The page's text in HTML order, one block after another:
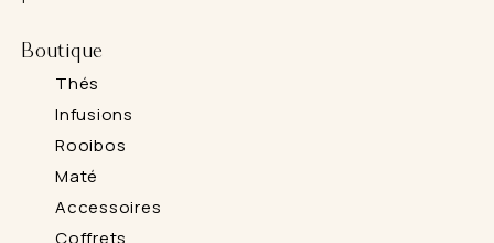
Boutique
Thés
Infusions
Rooibos
Maté
Accessoires
Coffrets